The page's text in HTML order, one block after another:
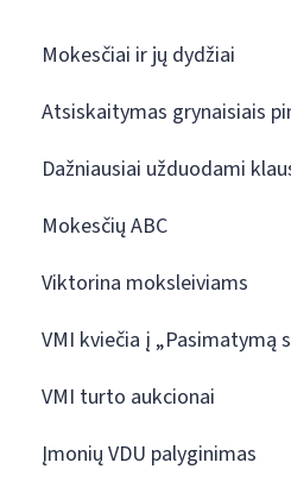
Mokesčiai ir jų dydžiai
Atsiskaitymas grynaisiais
Dažniausiai užduodami
Mokesčių ABC
Viktorina moksleiviams
VMI kviečia į „Pasimatymą
VMI turto aukcionai
Įmonių VDU palyginimas